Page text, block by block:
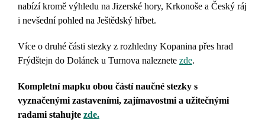
nabízí kromě výhledu na Jizerské hory, Krkonoše a Český ráj
i nevšední pohled na Ještědský hřbet.
Více o druhé části stezky z rozhledny Kopanina přes hrad
Frýdštejn do Dolánek u Turnova naleznete zde.
Kompletní mapku obou částí naučné stezky s
vyznačenými zastaveními, zajímavostmi a užitečnými
radami stahujte zde.